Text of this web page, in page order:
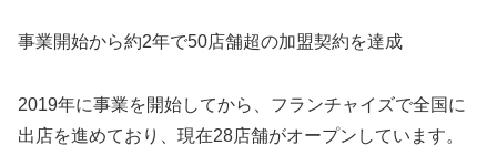
事業開始から約2年で50店舗超の加盟契約を達成
2019年に事業を開始してから、フランチャイズで全国に
出店を進めており、現在28店舗がオープンしています。